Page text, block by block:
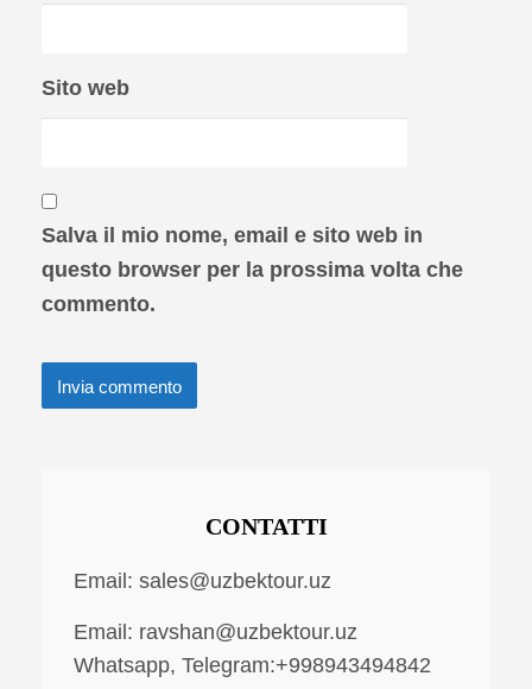
Sito web
Salva il mio nome, email e sito web in
questo browser per la prossima volta che
commento.
CONTATTI
Email: sales@uzbektour.uz
Email: ravshan@uzbektour.uz
Whatsapp, Telegram:+998943494842